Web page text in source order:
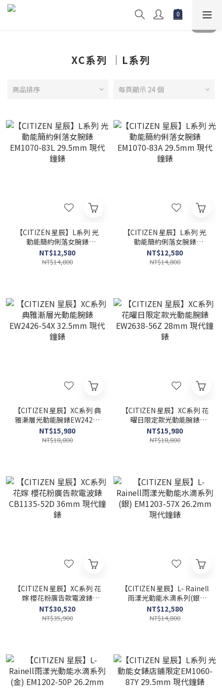
XC系列 │L系列
商品排序 每頁顯示 24 個
【CITIZEN 星辰】L系列 光
動能簡約俐落女腕錶
EM1070-83L 29.5mm 現代
鐘錶
NT$12,580
NT$14,800
【CITIZEN 星辰】L系列 光
動能簡約俐落女腕錶
EM1070-83A 29.5mm 現代
鐘錶
NT$12,580
NT$14,800
【CITIZEN 星辰】XC系列 典
雅漸層光動能腕錶EW2426-
54X 32.5mm 現代鐘錶
NT$15,980
NT$18,800
【CITIZEN 星辰】XC系列 花
曜日限定款光動能腕錶
EW2638-56Z 28mm 現代鐘
錶
NT$15,980
NT$18,800
【CITIZEN 星辰】XC系列 花
嫁 櫻花粉廣告款電波錶
CB1135-52D 36mm 現代鐘
錶
NT$30,520
NT$35,900
【CITIZEN 星辰】L- Rainell
雨漾光動能水滴系列(銀)
EM1203-57X 26.2mm 現代
鐘錶
NT$12,580
NT$14,800